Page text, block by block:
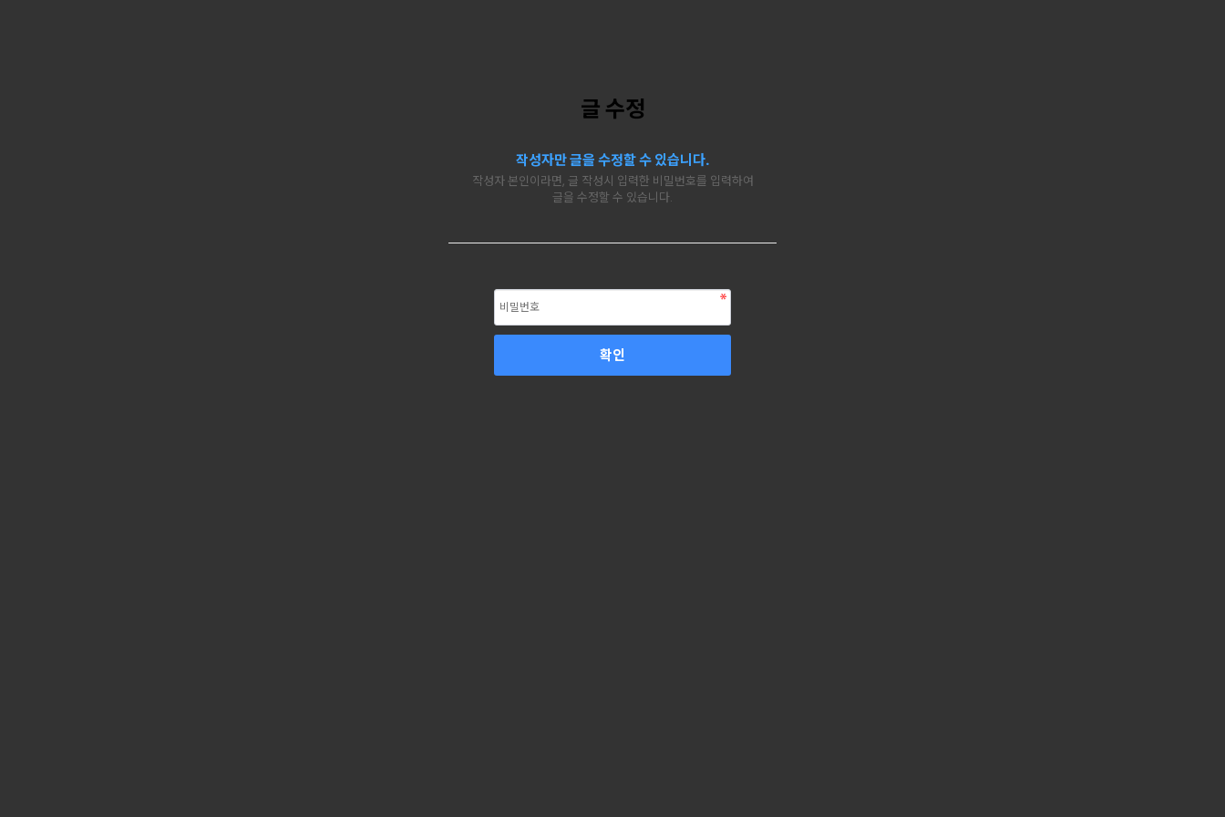
글 수정
작성자만 글을 수정할 수 있습니다.
작성자 본인이라면, 글 작성시 입력한 비밀번호를 입력하여
글을 수정할 수 있습니다.